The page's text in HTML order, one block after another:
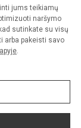
jums teikiamų
naršymo
sutinkate su visų
arba pakeisti savo
.
administracijos